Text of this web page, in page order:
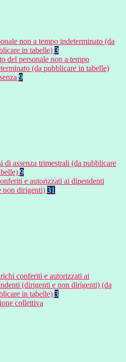
non a tempo indeterminato (da
in tabelle) 3
del personale non a tempo
(da pubblicare in tabelle)
9
di assenza trimestrali (da pubblicare
9
e autorizzati ai dipendenti
non dirigenti) 31
conferiti e autorizzati ai
(dirigenti e non dirigenti) (da
in tabelle) 3
collettiva